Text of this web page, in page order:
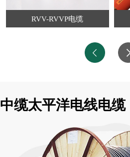
RVV-RVVP电缆
中缆太平洋电线电